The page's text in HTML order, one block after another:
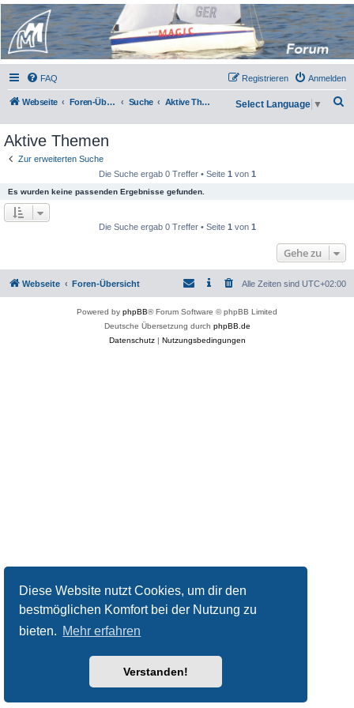
Diese Website nutzt Cookies, um dir den
bestmöglichen Komfort bei der Nutzung zu
bieten. Mehr erfahren
Verstanden!
Micro Magic Forum
Deutschland
FAQ Anmelden
Registrieren
Webseite Foren-Übersicht Suche Aktive Themen Select Language ▼
Aktive Themen
Zur erweiterten Suche
Die Suche ergab 0 Treffer • Seite 1 von 1
Es wurden keine passenden Ergebnisse gefunden.
Die Suche ergab 0 Treffer • Seite 1 von 1
Gehe zu
Webseite Foren-Übersicht Alle Zeiten sind UTC+02:00
Powered by phpBB® Forum Software © phpBB Limited
Deutsche Übersetzung durch phpBB.de
Datenschutz| Nutzungsbedingungen